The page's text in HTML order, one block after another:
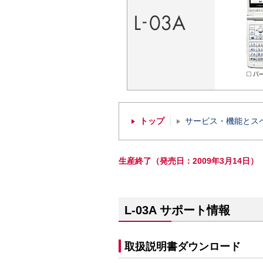
トップ サービス・機能とス
生産終了（発売日：2009年3月14日）
L-03A サポート情報
取扱説明書ダウンロード